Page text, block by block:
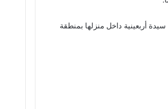
أربعينية داخل منزلها بمنطقة